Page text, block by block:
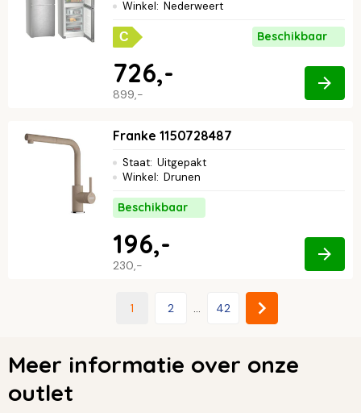
Winkel: Nederweert
C Beschikbaar
899,-
726,-
Franke 1150728487
Staat: Uitgepakt
Winkel: Drunen
Beschikbaar
230,-
196,-
1 2 42
Meer informatie over onze
outlet